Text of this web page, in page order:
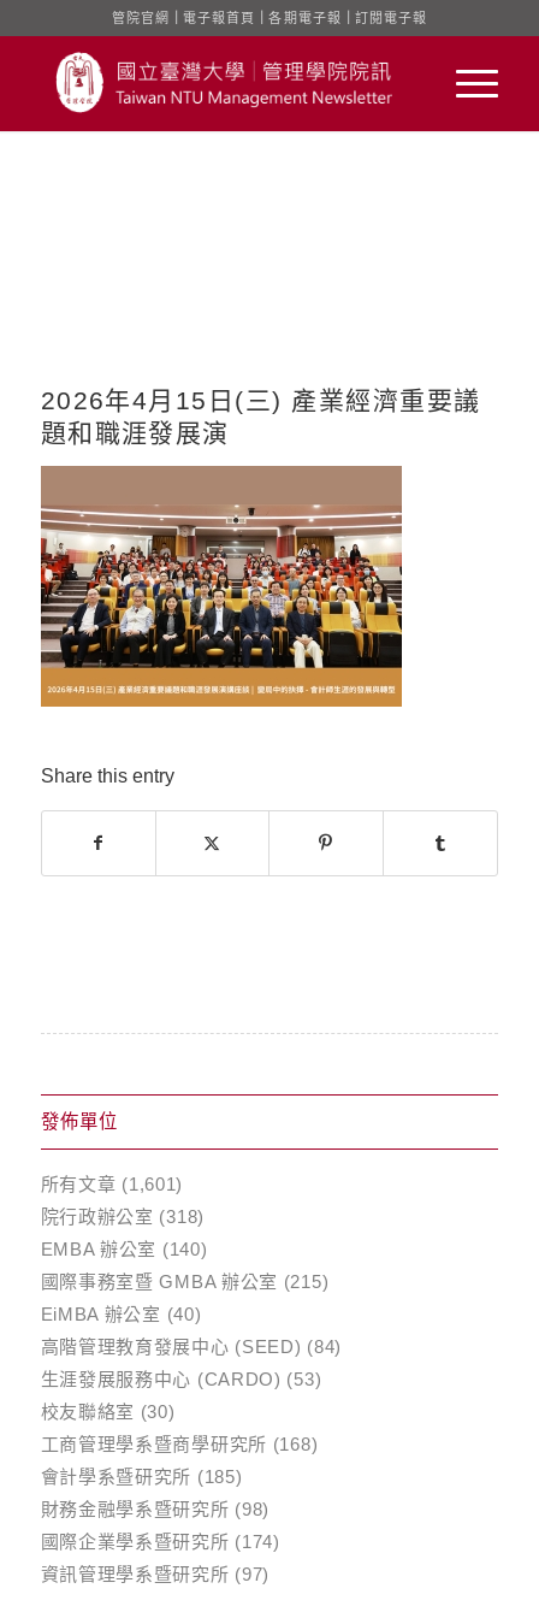
管院官網 電子報首頁 ｜各期電子報 訂閱電子報
2026年4月15日(三) 產業經濟重要議
題和職涯發展演
Share this entry
發佈單位
所有文章 (1,601)
院行政辦公室 (318)
EMBA 辦公室 (140)
國際事務室暨 GMBA 辦公室 (215)
EiMBA 辦公室 (40)
高階管理教育發展中心 (SEED) (84)
生涯發展服務中心 (CARDO) (53)
校友聯絡室 (30)
工商管理學系暨商學研究所 (168)
會計學系暨研究所 (185)
財務金融學系暨研究所 (98)
國際企業學系暨研究所 (174)
資訊管理學系暨研究所 (97)